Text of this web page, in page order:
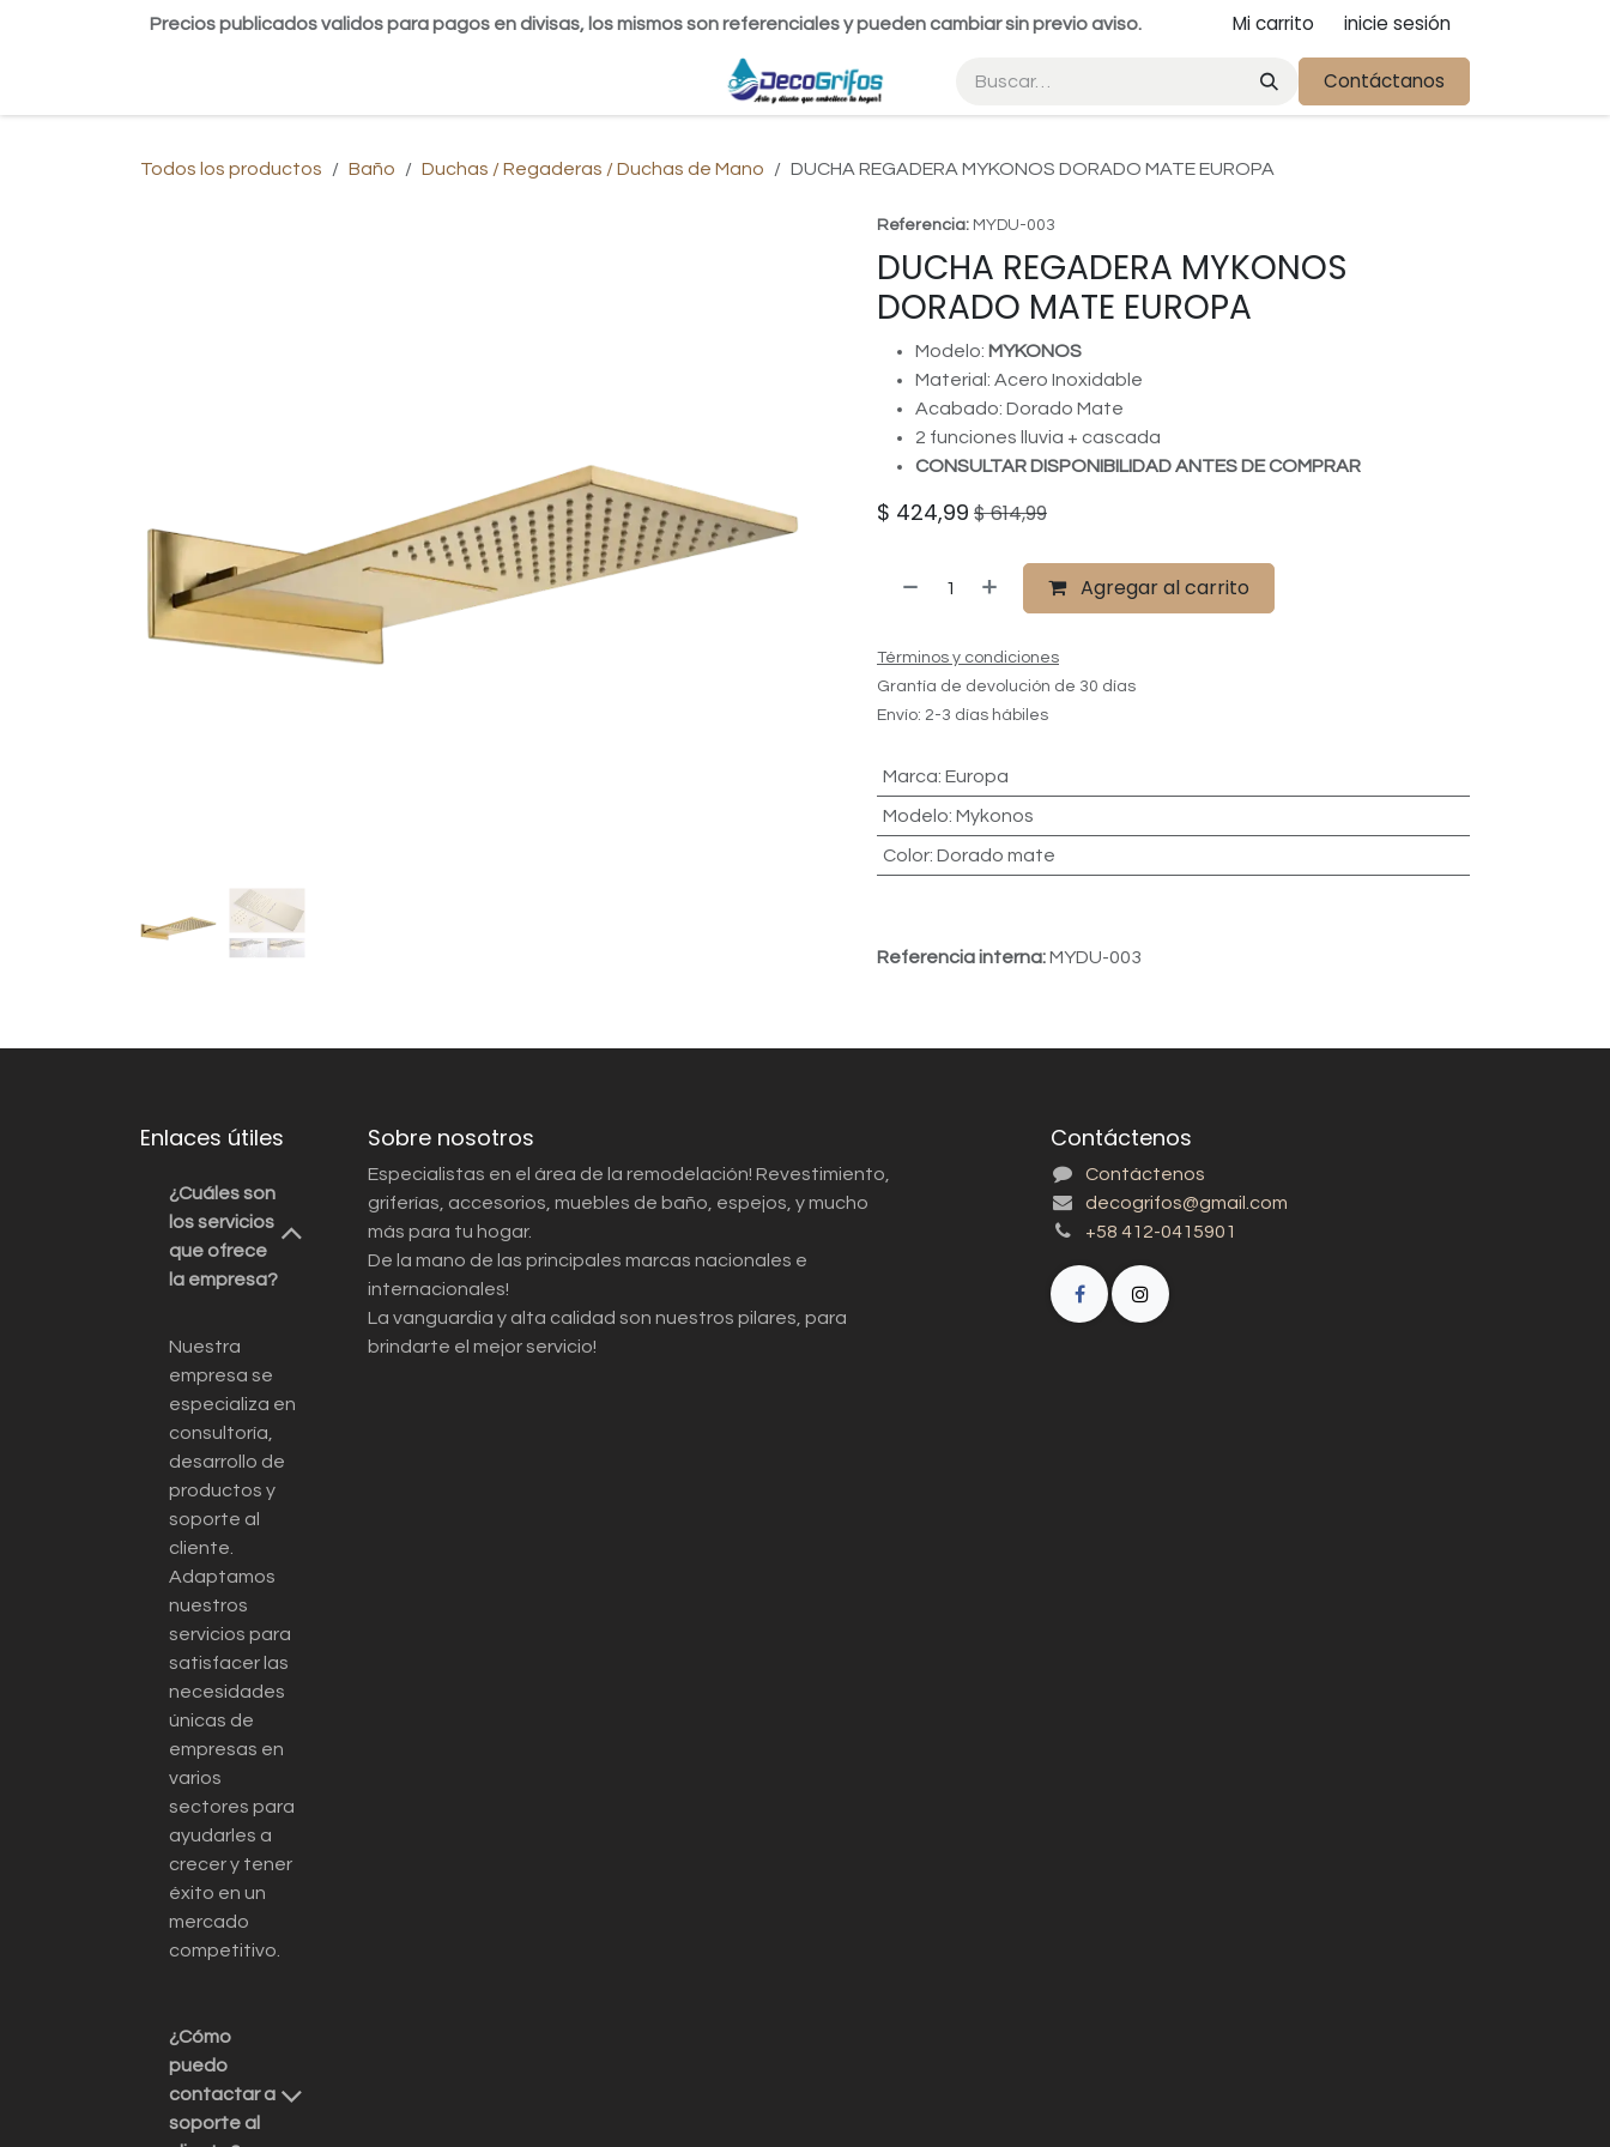
Precios publicados validos para pagos en divisas, los mismos son referenciales y pueden cambiar sin previo aviso. Mi carrito inicie sesión
Contáctanos
Todos los productos Baño Duchas / Regaderas / Duchas de Mano DUCHA REGADERA MYKONOS DORADO MATE EUROPA
Referencia: MYDU-003
DUCHA REGADERA MYKONOS
DORADO MATE EUROPA
Modelo: MYKONOS
Material: Acero Inoxidable
Acabado: Dorado Mate
2 funciones lluvia + cascada
CONSULTAR DISPONIBILIDAD ANTES DE COMPRAR
$ 424,99 $614,99
Agregar al carrito
Términos y condiciones
Grantía de devolución de 30 días
Envío: 2-3 días hábiles
Marca: Europa
Modelo: Mykonos
Color: Dorado mate
Referencia interna:MYDU-003
Enlaces útiles
¿Cuáles son
los servicios
que ofrece
la empresa?
Nuestra
empresa se
especializa en
consultoría,
desarrollo de
productos y
soporte al
cliente.
Adaptamos
nuestros
servicios para
satisfacer las
necesidades
únicas de
empresas en
varios
sectores para
ayudarles a
crecer y tener
éxito en un
mercado
competitivo.
¿Cómo
puedo
contactar a
soporte al
Sobre nosotros
Especialistas en el área de la remodelación! Revestimiento,
griferías, accesorios, muebles de baño, espejos, y mucho
más para tu hogar.
De la mano de las principales marcas nacionales e
internacionales!
La vanguardia y alta calidad son nuestros pilares, para
brindarte el mejor servicio!
Contáctenos
Contáctenos
decogrifos@gmail.com
+58 412-0415901